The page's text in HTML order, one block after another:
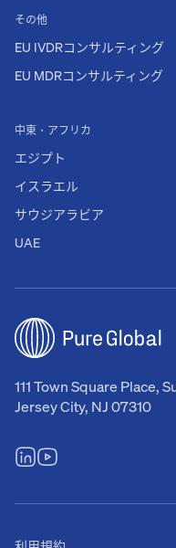
111 Town Square Place,
Jersey City, NJ 07310
その他
EU IVDRコンサルティング
EU MDRコンサルティング
中東・アフリカ
エジプト
イスラエル
サウジアラビア
UAE